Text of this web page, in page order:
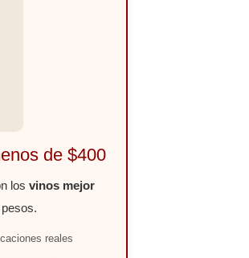
de $400
los vinos mejor
reales